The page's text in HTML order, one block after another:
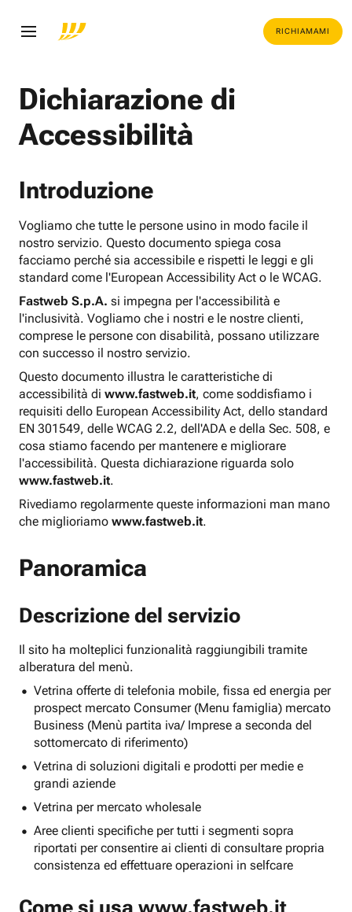
RICHIAMAMI
Dichiarazione di
Accessibilità
Introduzione
Vogliamo che tutte le persone usino in modo facile il
nostro servizio. Questo documento spiega cosa
facciamo perché sia accessibile e rispetti le leggi e gli
standard come l'European Accessibility Act o le WCAG.
Fastweb S.p.A. si impegna per l'accessibilità e
l'inclusività. Vogliamo che i nostri e le nostre clienti,
comprese le persone con disabilità, possano utilizzare
con successo il nostro servizio.
Questo documento illustra le caratteristiche di
accessibilità di www.fastweb.it, come soddisfiamo i
requisiti dello European Accessibility Act, dello standard
EN 301549, delle WCAG 2.2, dell'ADA e della Sec. 508, e
cosa stiamo facendo per mantenere e migliorare
l'accessibilità. Questa dichiarazione riguarda solo
www.fastweb.it.
Rivediamo regolarmente queste informazioni man mano
che miglioriamo www.fastweb.it.
Panoramica
Descrizione del servizio
Il sito ha molteplici funzionalità raggiungibili tramite
alberatura del menù.
Vetrina offerte di telefonia mobile, fissa ed energia per
prospect mercato Consumer (Menu famiglia) mercato
Business (Menù partita iva/ Imprese a seconda del
sottomercato di riferimento)
Vetrina di soluzioni digitali e prodotti per medie e
grandi aziende
Vetrina per mercato wholesale
Aree clienti specifiche per tutti i segmenti sopra
riportati per consentire ai clienti di consultare propria
consistenza ed effettuare operazioni in selfcare
Come si usa www.fastweb.it